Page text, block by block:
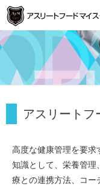
アスリートフ
高度な健康管理を要求
知識として、栄養管理
療との連携方法、コー